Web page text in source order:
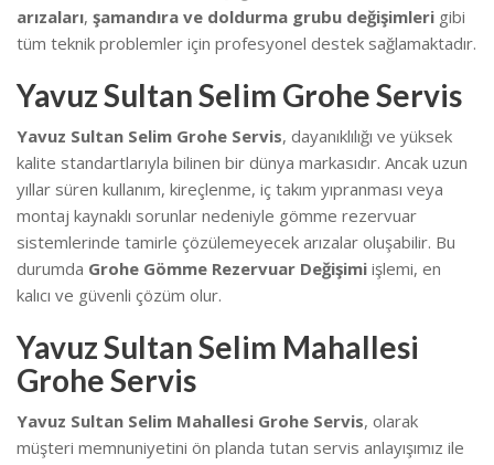
arızaları, şamandıra ve doldurma grubu değişimleri gibi
tüm teknik problemler için profesyonel destek sağlamaktadır.
Yavuz Sultan Selim Grohe Servis
Yavuz Sultan Selim Grohe Servis, dayanıklılığı ve yüksek
kalite standartlarıyla bilinen bir dünya markasıdır. Ancak uzun
yıllar süren kullanım, kireçlenme, iç takım yıpranması veya
montaj kaynaklı sorunlar nedeniyle gömme rezervuar
sistemlerinde tamirle çözülemeyecek arızalar oluşabilir. Bu
durumda Grohe Gömme Rezervuar Değişimi işlemi, en
kalıcı ve güvenli çözüm olur.
Yavuz Sultan Selim Mahallesi
Grohe Servis
Yavuz Sultan Selim Mahallesi Grohe Servis, olarak
müşteri memnuniyetini ön planda tutan servis anlayışımız ile